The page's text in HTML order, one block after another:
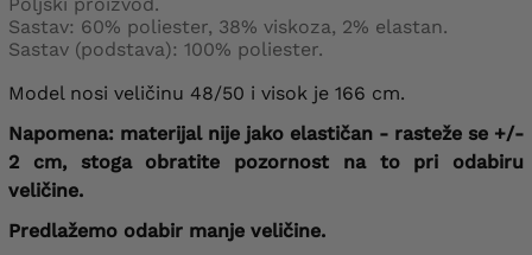
Sastav: 60% poliester, 38% viskoza, 2% elastan.
Sastav (podstava): 100% poliester.
Model nosi veličinu 48/50 i visok je 166 cm.
Napomena: materijal nije jako elastičan - rasteže se +/-
2 cm, stoga obratite pozornost na to pri odabiru
veličine.
Predlažemo odabir manje veličine.